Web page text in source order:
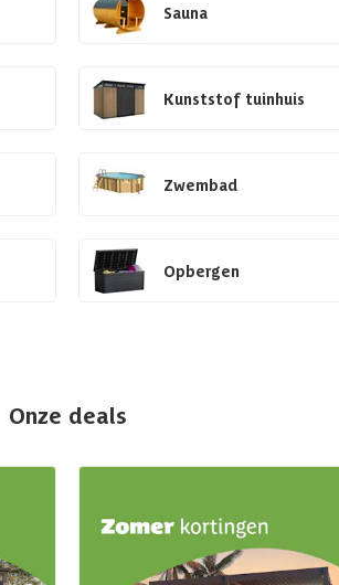
Sauna
Kunststof tuinhuis
Zwembad
Opbergen
Onze deals